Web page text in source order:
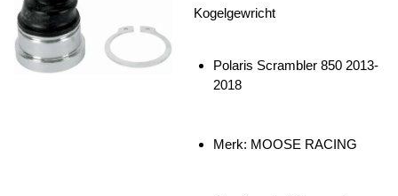
Kogelgewricht
Polaris Scrambler 850 2013-
2018
Merk: MOOSE RACING